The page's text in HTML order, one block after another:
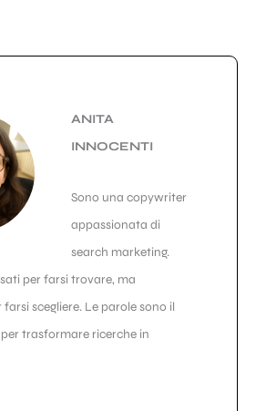
ANITA
INNOCENTI
Sono una copywriter
appassionata di
search marketing.
per farsi trovare, ma
scegliere. Le parole sono il
trasformare ricerche in